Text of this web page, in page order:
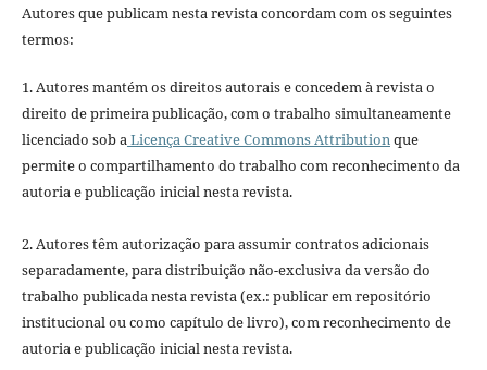
Autores que publicam nesta revista concordam com os seguintes
termos:
1. Autores mantém os direitos autorais e concedem à revista o
direito de primeira publicação, com o trabalho simultaneamente
licenciado sob aLicença Creative Commons Attributionque
permite o compartilhamento do trabalho com reconhecimento da
autoria e publicação inicial nesta revista.
2. Autores têm autorização para assumir contratos adicionais
separadamente, para distribuição não-exclusiva da versão do
trabalho publicada nesta revista (ex.: publicar em repositório
institucional ou como capítulo de livro), com reconhecimento de
autoria e publicação inicial nesta revista.